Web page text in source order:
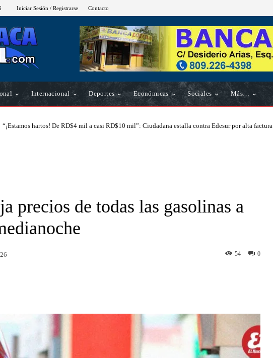
Iniciar Sesión / Registrarse Contacto
Internacional Deportes Económicas Sociales Más…
“¡Estamos hartos! De RD$4 mil a casi RD$10 mil”: Ciudadana estalla contra Edesur por alta factura
precios de todas las gasolinas a
0
54